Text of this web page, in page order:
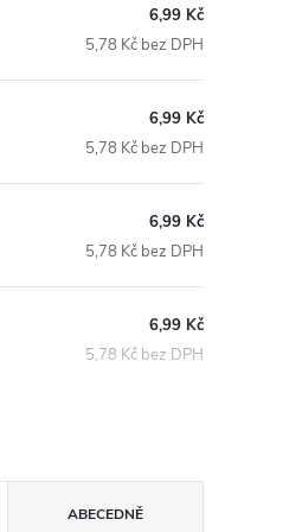
6,99 Kč
5,78 Kč bez DPH
6,99 Kč
5,78 Kč bez DPH
6,99 Kč
5,78 Kč bez DPH
6,99 Kč
5,78 Kč bez DPH
ABECEDNĚ